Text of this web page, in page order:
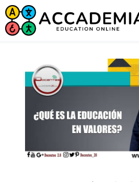
Saltar
al
contenido